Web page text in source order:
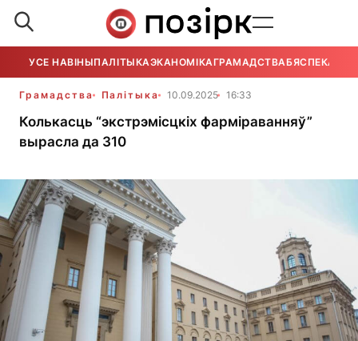
УСЕ НАВІНЫПАЛІТЫКАЭКАНОМІКАГРАМАДСТВАБЯСПЕКА
Грамадства Палітыка 10.09.2025 16:33
Колькасць “экстрэмісцкіх фарміраванняў”
вырасла да 310